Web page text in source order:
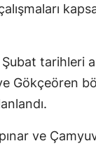
tarihleri
Gökçeören
ve